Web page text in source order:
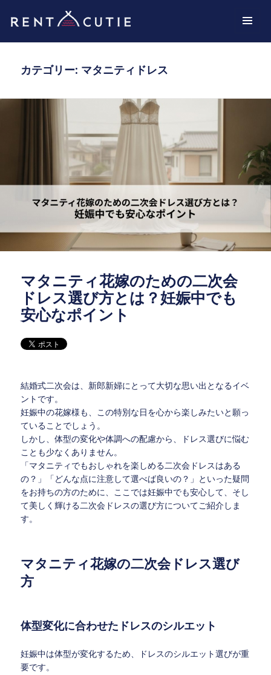
スタッフBLOG
カテゴリー: マタニティドレス
マタニティ花嫁のための二次会
ドレス選び方とは？妊娠中でも
安心なポイント
結婚式二次会は、新郎新婦にとって大切な思い出となるイベ
ントです。
妊娠中の花嫁様も、この特別な日を心から楽しみたいと願っ
ていることでしょう。
しかし、体型の変化や体調への配慮から、ドレス選びに悩む
ことも少なくありません。
「マタニティでもおしゃれを楽しめる二次会ドレスはある
の？」「どんな点に注意して選べば良いの？」といった疑問
をお持ちの方のために、ここでは妊娠中でも安心して、そし
て美しく輝ける二次会ドレスの選び方についてご紹介しま
す。
マタニティ花嫁の二次会ドレス選び
方
体型変化に合わせたドレスのシルエット
妊娠中は体型が変化するため、ドレスのシルエット選びが重
要です。